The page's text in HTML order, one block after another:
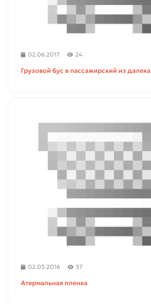
02.06.2017 24
Грузовой бус в пассажирский из далека
02.03.2016 37
Атермальная пленка